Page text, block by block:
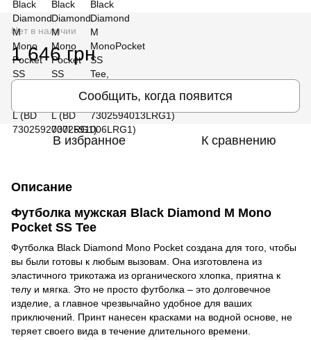
Нет в наличии
1 646 грн
Сообщить, когда появится
В избранное К сравнению
Описание
Футболка мужская Black Diamond M Mono
Pocket SS Tee
Футболка Black Diamond Mono Pocket создана для того, чтобы
вы были готовы к любым вызовам. Она изготовлена из
эластичного трикотажа из органического хлопка, приятна к
телу и мягка. Это не просто футболка – это долговечное
изделие, а главное чрезвычайно удобное для ваших
приключений. Принт нанесен красками на водной основе, не
теряет своего вида в течение длительного времени.